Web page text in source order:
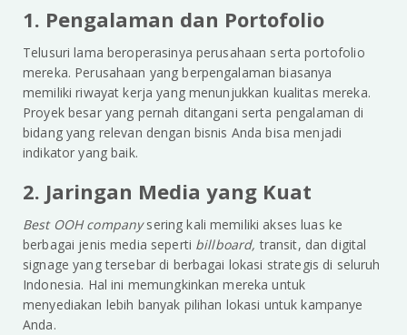
1. Pengalaman dan Portofolio
Telusuri lama beroperasinya perusahaan serta portofolio
mereka. Perusahaan yang berpengalaman biasanya
memiliki riwayat kerja yang menunjukkan kualitas mereka.
Proyek besar yang pernah ditangani serta pengalaman di
bidang yang relevan dengan bisnis Anda bisa menjadi
indikator yang baik.
2. Jaringan Media yang Kuat
Best OOH companysering kali memiliki akses luas ke
berbagai jenis media seperti billboard, transit, dan digital
signage yang tersebar di berbagai lokasi strategis di seluruh
Indonesia. Hal ini memungkinkan mereka untuk
menyediakan lebih banyak pilihan lokasi untuk kampanye
Anda.